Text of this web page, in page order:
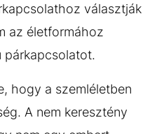
választják
az életformához
párkapcsolatot.
hogy a szemléletben
A nem keresztény